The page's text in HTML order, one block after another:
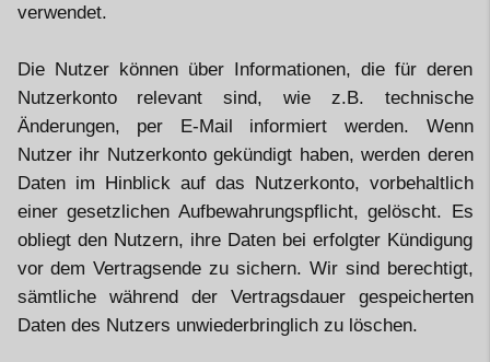
verwendet.
Die Nutzer können über Informationen, die für deren
Nutzerkonto relevant sind, wie z.B. technische
Änderungen, per E-Mail informiert werden. Wenn
Nutzer ihr Nutzerkonto gekündigt haben, werden deren
Daten im Hinblick auf das Nutzerkonto, vorbehaltlich
einer gesetzlichen Aufbewahrungspflicht, gelöscht. Es
obliegt den Nutzern, ihre Daten bei erfolgter Kündigung
vor dem Vertragsende zu sichern. Wir sind berechtigt,
sämtliche während der Vertragsdauer gespeicherten
Daten des Nutzers unwiederbringlich zu löschen.